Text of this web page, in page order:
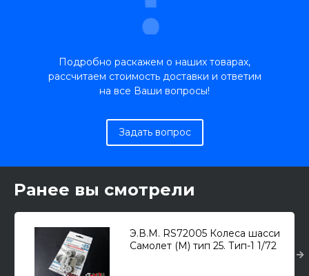
Подробно раскажем о наших товарах,
рассчитаем стоимость доставки и ответим
на все Ваши вопросы!
Задать вопрос
Ранее вы смотрели
Э.В.М. RS72005 Колеса шасси
Самолет (М) тип 25. Тип-1 1/72